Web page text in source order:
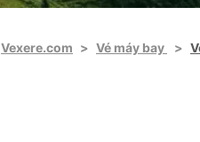
Vexere.com > Vé máy bay >